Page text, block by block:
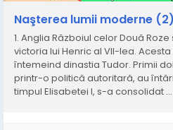
Naşterea lumii moderne (2)
1. Anglia Războiul celor Două
victoria lui Henric al VII-lea.
întemeind dinastia Tudor. Primii
printr-o politică autoritară, au
timpul Elisabetei I, s-a consolidat ...